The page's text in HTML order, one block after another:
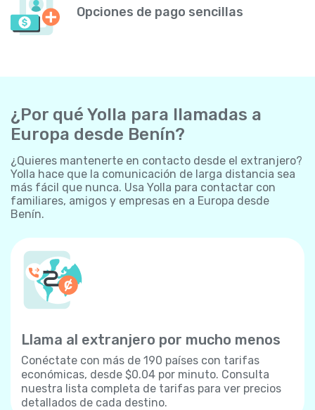
Opciones de pago sencillas
¿Por qué Yolla para llamadas a
Europa desde Benín?
¿Quieres mantenerte en contacto desde el extranjero?
Yolla hace que la comunicación de larga distancia sea
más fácil que nunca. Usa Yolla para contactar con
familiares, amigos y empresas en a Europa desde
Benín.
Llama al extranjero por mucho menos
Conéctate con más de 190 países con tarifas
económicas, desde $0.04 por minuto. Consulta
nuestra lista completa de tarifas para ver precios
detallados de cada destino.